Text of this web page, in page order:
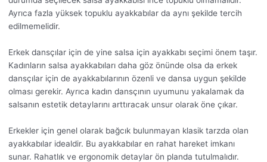
Ayrıca fazla yüksek topuklu ayakkabılar da aynı şekilde tercih
edilmemelidir.
Erkek dansçılar için de yine salsa için ayakkabı seçimi önem taşır.
Kadınların salsa ayakkabıları daha göz önünde olsa da erkek
dansçılar için de ayakkabılarının özenli ve dansa uygun şekilde
olması gerekir. Ayrıca kadın dansçının uyumunu yakalamak da
salsanın estetik detaylarını arttıracak unsur olarak öne çıkar.
Erkekler için genel olarak bağcık bulunmayan klasik tarzda olan
ayakkabılar idealdir. Bu ayakkabılar en rahat hareket imkanı
sunar. Rahatlık ve ergonomik detaylar ön planda tutulmalıdır.